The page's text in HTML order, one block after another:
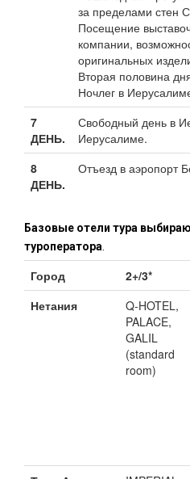
за пределами стен
Посещение
компании,
оригинальных
Вторая половина
Ночлег в
7
ДЕНЬ.
Свободный день в
Иерусалиме.
8
ДЕНЬ.
Отъезд в аэропорт
Базовые отели тура
туроператора
Город 2+/3*
Нетания
Q-HOTEL,
PALACE,
GALIL
(standard
room)